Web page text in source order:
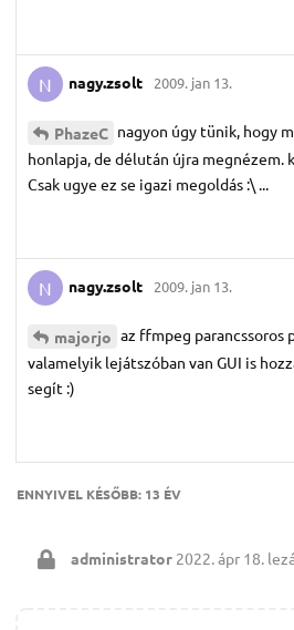
N nagy.​zsolt 2009. jan 13.
PhazeC nagyon úgy tünik, hogy
honlapja, de délután újra megnézem.
Csak ugye ez se igazi megoldás :\ ...
N nagy.​zsolt 2009. jan 13.
majorjo az ffmpeg parancssoros
valamelyik lejátszóban van GUI is
segít :)
ENNYIVEL KÉSŐBB: 13 ÉV
administrator 2022. ápr 18.